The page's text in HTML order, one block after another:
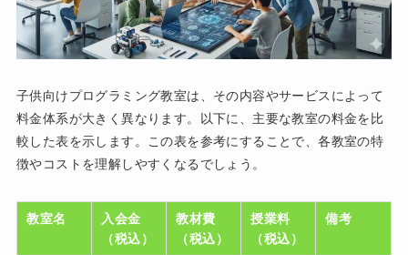
子供向けプログラミング教室は、その内容やサービスによって
料金体系が大きく異なります。以下に、主要な教室の料金を比
較した表を示します。この表を参考にすることで、各教室の特
徴やコストを理解しやすくなるでしょう。
教室名
入会金
（税込）
教材費
（税込）
授業料
（税込）
備考